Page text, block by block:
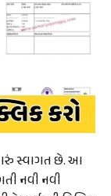
સ્વાગત છે. આ
નવી નવી